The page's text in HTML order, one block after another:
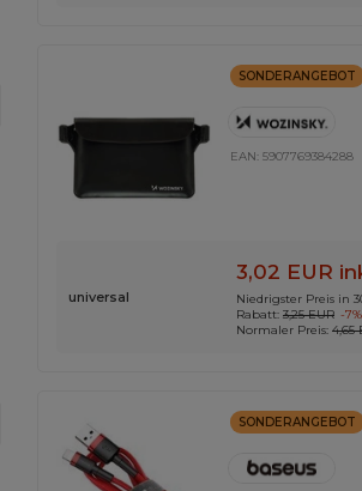
SONDERANGEBOT
EAN: 5907769384288
universal
3,02 EUR
Niedrigster Preis in
Rabatt: 3,25 EUR -7%
Normaler Preis: 4,65
SONDERANGEBOT